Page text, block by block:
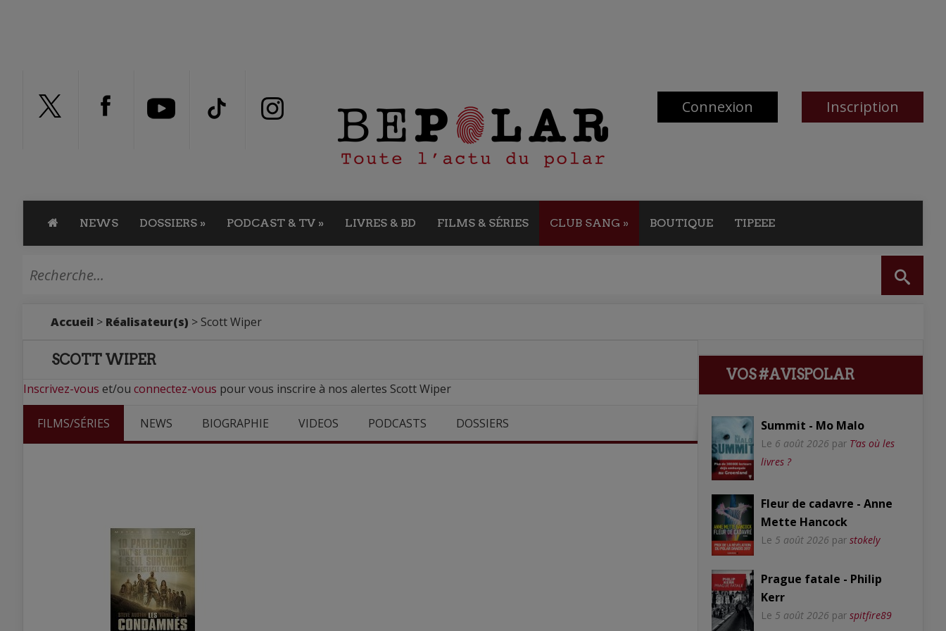
Connexion Inscription
NEWS DOSSIERS » PODCAST & TV » LIVRES & BD FILMS & SÉRIES CLUB SANG » BOUTIQUE TIPEEE
Accueil > Réalisateur(s) > Scott Wiper
SCOTT WIPER
Inscrivez-vous et/ou connectez-vous pour vous inscrire à nos alertes Scott Wiper
FILMS/SÉRIES NEWS BIOGRAPHIE VIDEOS PODCASTS DOSSIERS
VOS #AVISPOLAR
Summit - Mo Malo
Le 6 août 2026 par T’as où les
livres ?
Fleur de cadavre - Anne
Mette Hancock
Le 5 août 2026 par stokely
Prague fatale - Philip
Kerr
Le 5 août 2026 par spitfire89